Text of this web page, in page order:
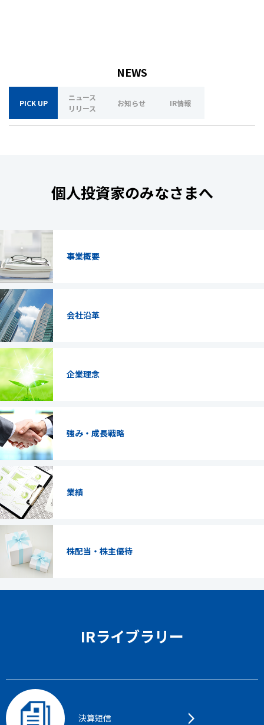
NEWS
PICK UP
ニュース
リリース
お知らせ IR情報
個人投資家のみなさまへ
事業概要
会社沿革
企業理念
強み・成長戦略
業績
株配当・株主優待
IRライブラリー
決算短信